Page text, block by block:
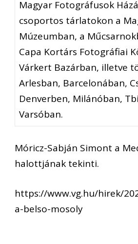
Magyar Fotográfusok
csoportos tárlatokon a
Múzeumban, a
Capa Kortárs Fotográfiai
Várkert Bazárban, illetve
Arlesban, Barcelonában,
Denverben, Milánóban,
Varsóban.
Móricz-Sabján Simont a
halottjának tekinti.
https://www.vg.hu/hirek/
a-belso-mosoly